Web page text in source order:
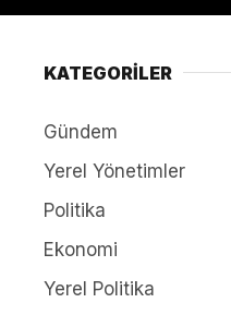
KATEGORİLER
Gündem
Yerel Yönetimler
Politika
Ekonomi
Yerel Politika